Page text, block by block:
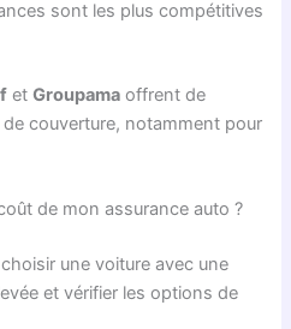
sont les plus compétitives
etGroupama offrent de
couverture, notamment pour
de mon assurance auto ?
une voiture avec une
et vérifier les options de